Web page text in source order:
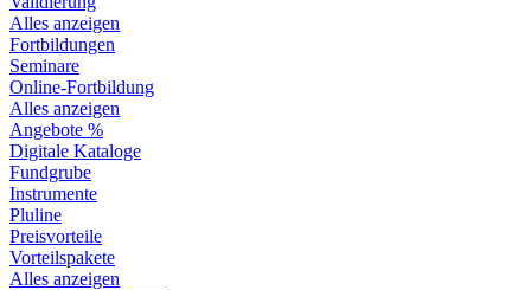
Alles anzeigen
Fortbildungen
Seminare
Online-Fortbildung
Alles anzeigen
Angebote %
Digitale Kataloge
Fundgrube
Instrumente
Pluline
Preisvorteile
Vorteilspakete
Alles anzeigen